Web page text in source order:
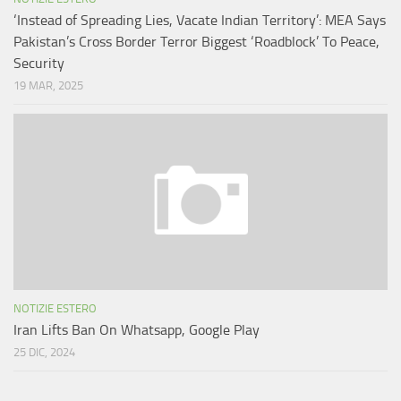
‘Instead of Spreading Lies, Vacate Indian Territory’: MEA Says
Pakistan’s Cross Border Terror Biggest ‘Roadblock’ To Peace,
Security
19 MAR, 2025
NOTIZIE ESTERO
Iran Lifts Ban On Whatsapp, Google Play
25 DIC, 2024